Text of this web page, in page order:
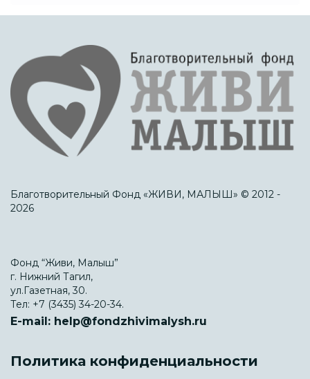
Благотворительный Фонд «ЖИВИ, МАЛЫШ» © 2012 -
2026
Фонд “Живи, Малыш”
г. Нижний Тагил,
ул.Газетная, 30.
Тел: +7 (3435) 34-20-34.
E-mail: help@fondzhivimalysh.ru
Политика конфиденциальности